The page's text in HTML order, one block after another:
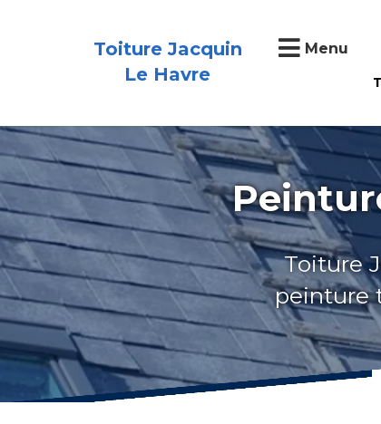
Toiture Jacquin
Le Havre
Menu
Toiture
peinture